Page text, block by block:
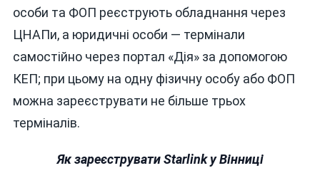
особи та ФОП реєструють обладнання через
ЦНАПи, а юридичні особи — термінали
самостійно через портал «Дія» за допомогою
КЕП; при цьому на одну фізичну особу або ФОП
можна зареєструвати не більше трьох
терміналів.
Як зареєструвати Starlink у Вінниці